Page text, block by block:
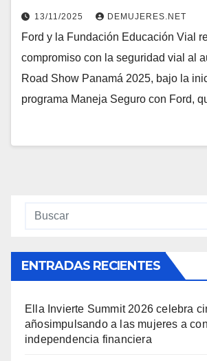
13/11/2025 DEMUJERES.NET
Ford y la Fundación Educación Vial
compromiso con la seguridad vial al
Road Show Panamá 2025, bajo la
programa Maneja Seguro con Ford,
ENTRADAS RECIENTES
Ella Invierte Summit 2026 celebra
añosimpulsando a las mujeres a
independencia financiera